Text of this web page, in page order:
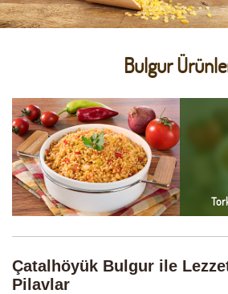
Bulgur
Çatalhöyük Bulgur ile
Pilavlar